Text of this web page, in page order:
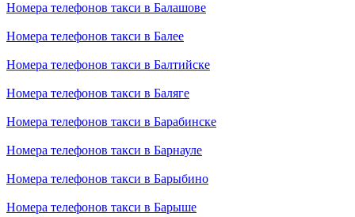
Номера телефонов такси в Балашове
Номера телефонов такси в Балее
Номера телефонов такси в Балтийске
Номера телефонов такси в Баляге
Номера телефонов такси в Барабинске
Номера телефонов такси в Барнауле
Номера телефонов такси в Барыбино
Номера телефонов такси в Барыше